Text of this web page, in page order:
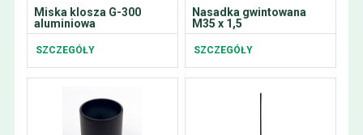
Miska klosza G-300
aluminiowa
SZCZEGÓŁY
Nasadka gwintowana
M35 x 1,5
SZCZEGÓŁY